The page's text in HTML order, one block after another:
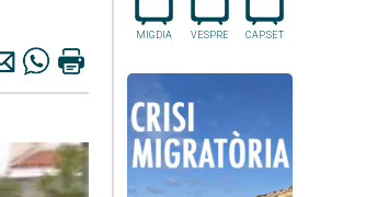
MIGDIA VESPRE CAP.SET